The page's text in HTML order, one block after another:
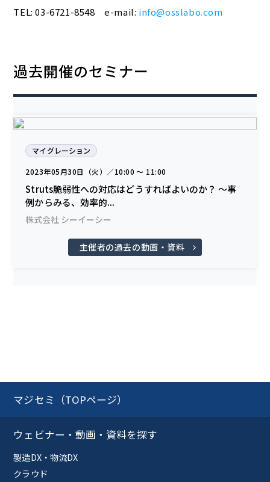
TEL: 03-6721-8548 e-mail: info@osslabo.com
過去開催のセミナー
マイグレーション
2023年05月30日（火）／10:00 〜 11:00
Struts脆弱性への対応はどうすればよいのか？ 〜事
例からみる、効率的...
株式会社 シーイーシー
主催者の過去の動画・資料
マジセミ（TOPページ）
ウェビナー・動画・資料を探す
製造DX・物流DX
クラウド